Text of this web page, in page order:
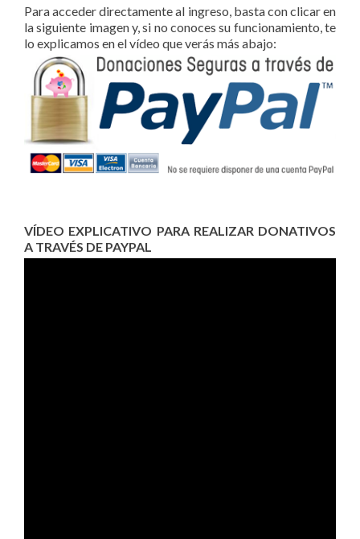
Para acceder directamente al ingreso, basta con clicar en
la siguiente imagen y, si no conoces su funcionamiento, te
lo explicamos en el vídeo que verás más abajo:
VÍDEO EXPLICATIVO PARA REALIZAR DONATIVOS
A TRAVÉS DE PAYPAL